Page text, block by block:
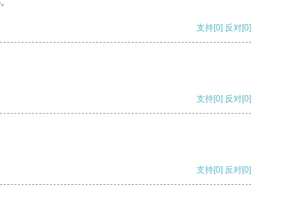
支持[0] 反对[0]
支持[0] 反对[0]
支持[0] 反对[0]